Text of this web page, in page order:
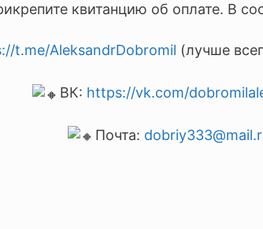
квитанцию об оплате. В
t.me/AleksandrDobromil (лучше
ВК: https://vk.com/
Почта: